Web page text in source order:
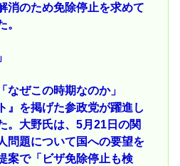
消のため免除停止を求めて
。
なぜこの時期なのか」
』を掲げた参政党が躍進し
。大野氏は、5月21日の関
問題について国への要望を
案で「ビザ免除停止も検